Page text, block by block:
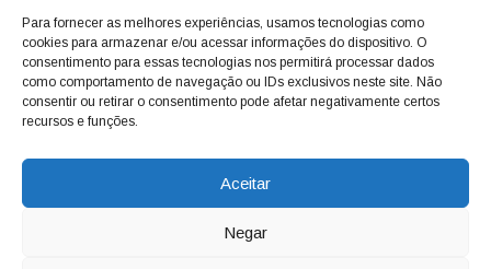
Para fornecer as melhores experiências, usamos tecnologias como
cookies para armazenar e/ou acessar informações do dispositivo. O
consentimento para essas tecnologias nos permitirá processar dados
como comportamento de navegação ou IDs exclusivos neste site. Não
consentir ou retirar o consentimento pode afetar negativamente certos
recursos e funções.
Aceitar
Negar